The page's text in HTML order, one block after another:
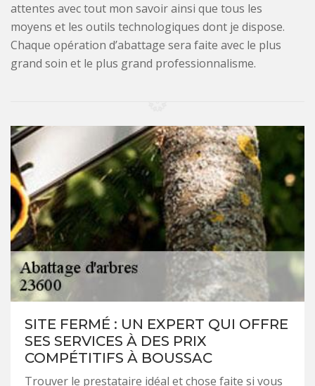
attentes avec tout mon savoir ainsi que tous les
moyens et les outils technologiques dont je dispose.
Chaque opération d’abattage sera faite avec le plus
grand soin et le plus grand professionnalisme.
SITE FERMÉ : UN EXPERT QUI OFFRE
SES SERVICES À DES PRIX
COMPÉTITIFS À BOUSSAC
Trouver le prestataire idéal et chose faite si vous